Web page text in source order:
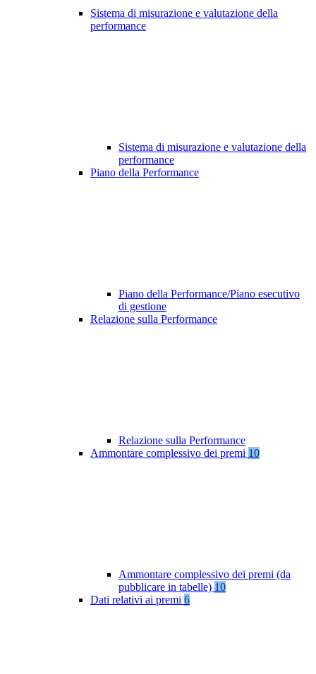
Sistema di misurazione e valutazione della
performance
Sistema di misurazione e valutazione della
performance
Piano della Performance
Piano della Performance/Piano esecutivo
di gestione
Relazione sulla Performance
Relazione sulla Performance
Ammontare complessivo dei premi 10
Ammontare complessivo dei premi (da
pubblicare in tabelle) 10
Dati relativi ai premi 6